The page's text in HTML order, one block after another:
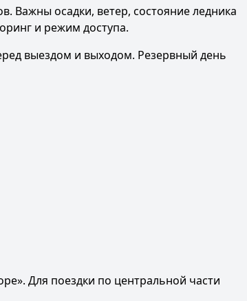
Важны осадки, ветер, состояние ледника
и режим доступа.
выездом и выходом. Резервный день
. Для поездки по центральной части